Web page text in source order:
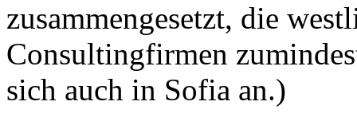
zusammengesetzt, die
Consultingfirmen
sich auch in Sofia an.)